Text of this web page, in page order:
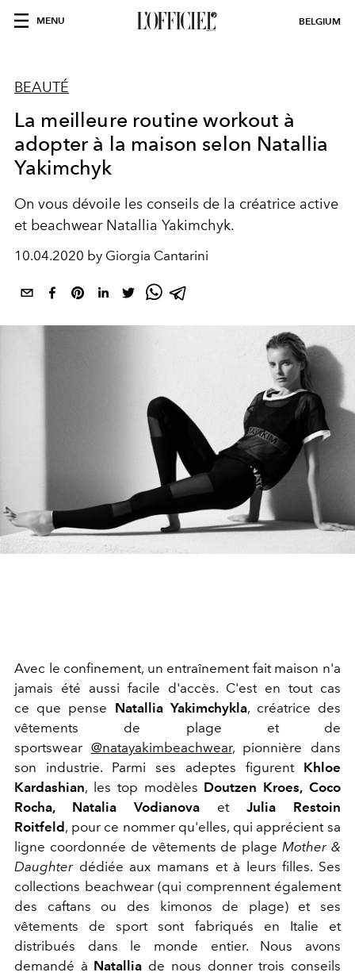
MENU BELGIUM
BEAUTÉ
La meilleure routine workout à
adopter à la maison selon Natallia
Yakimchyk
On vous dévoile les conseils de la créatrice active
et beachwear Natallia Yakimchyk.
10.04.2020 by Giorgia Cantarini
Avec le confinement, un entraînement fait maison n'a
jamais été aussi facile d'accès. C'est en tout cas
ce que pense Natallia Yakimchykla, créatrice des
vêtements de plage et de
sportswear @natayakimbeachwear, pionnière dans
son industrie. Parmi ses adeptes figurent Khloe
Kardashian, les top modèles Doutzen Kroes, Coco
Rocha, Natalia Vodianova etJulia Restoin
Roitfeld, pour ce nommer qu'elles, qui apprécient sa
ligne coordonnée de vêtements de plage Mother &
Daughter dédiée aux mamans et à leurs filles. Ses
collections beachwear (qui comprennent également
des caftans ou des kimonos de plage) et ses
vêtements de sport sont fabriqués en Italie et
distribués dans le monde entier. Nous avons
demandé à Natallia de nous donner trois conseils